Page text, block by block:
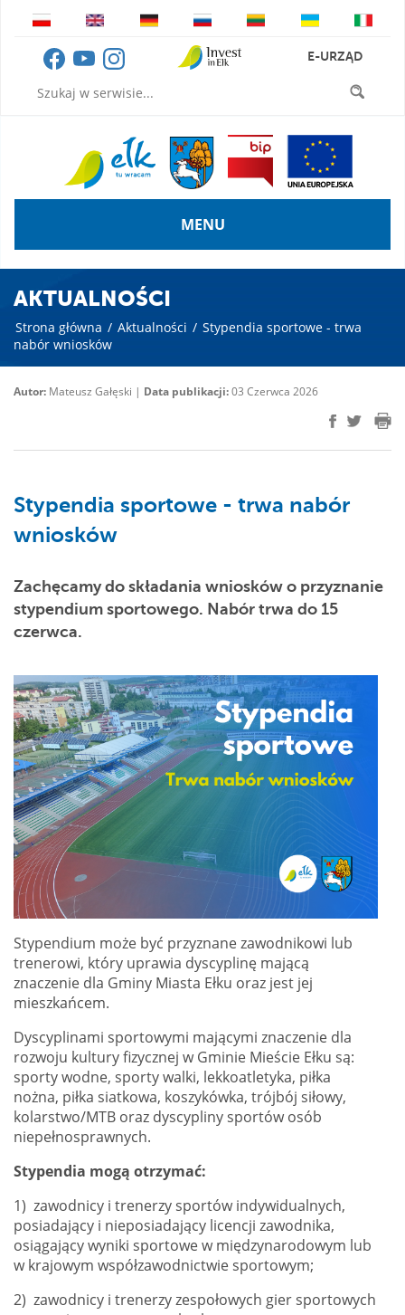
E-URZĄD
MENU
AKTUALNOŚCI
Strona główna / Aktualności / Stypendia sportowe - trwa
nabór wniosków
Autor: Mateusz Gałęski | Data publikacji:03 Czerwca 2026
Stypendia sportowe - trwa nabór
wniosków
Zachęcamy do składania wniosków o przyznanie
stypendium sportowego. Nabór trwa do 15
czerwca.
Stypendium może być przyznane zawodnikowi lub
trenerowi, który uprawia dyscyplinę mającą
znaczenie dla Gminy Miasta Ełku oraz jest jej
mieszkańcem.
Dyscyplinami sportowymi mającymi znaczenie dla
rozwoju kultury fizycznej w Gminie Mieście Ełku są:
sporty wodne, sporty walki, lekkoatletyka, piłka
nożna, piłka siatkowa, koszykówka, trójbój siłowy,
kolarstwo/MTB oraz dyscypliny sportów osób
niepełnosprawnych.
Stypendia mogą otrzymać:
1) zawodnicy i trenerzy sportów indywidualnych,
posiadający i nieposiadający licencji zawodnika,
osiągający wyniki sportowe w międzynarodowym lub
w krajowym współzawodnictwie sportowym;
2) zawodnicy i trenerzy zespołowych gier sportowych